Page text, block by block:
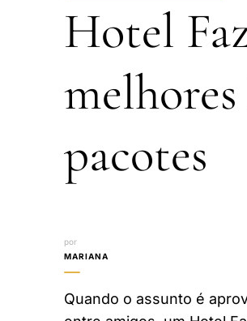
Hotel
pacotes
por
MARIANA
Quando o assunto é